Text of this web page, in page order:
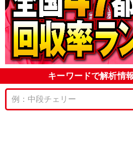
キーワードで解析情